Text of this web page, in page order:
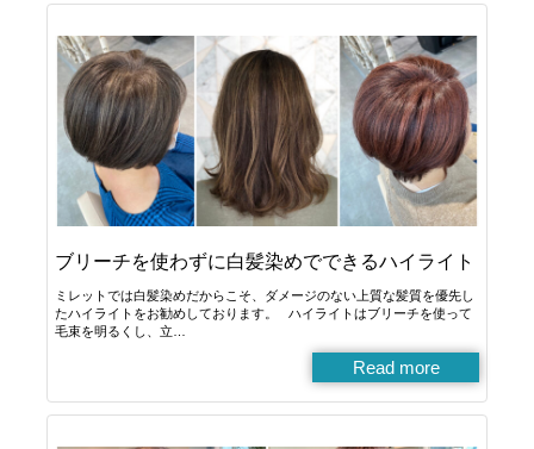
ブリーチを使わずに白髪染めでできるハイライト
ミレットでは白髪染めだからこそ、ダメージのない上質な髪質を優先し
たハイライトをお勧めしております。 ハイライトはブリーチを使って
毛束を明るくし、立…
Read more